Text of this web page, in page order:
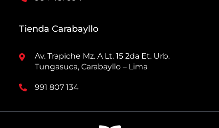
Tienda Carabayllo
Av. Trapiche Mz. A Lt. 15 2da Et. Urb.
Tungasuca, Carabayllo – Lima
991 807 134